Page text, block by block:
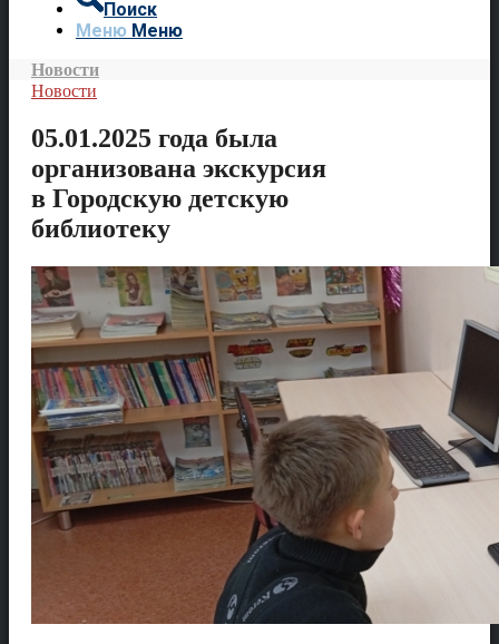
Поиск
Меню Меню
Новости
Новости
05.01.2025 года была
организована экскурсия
в Городскую детскую
библиотеку